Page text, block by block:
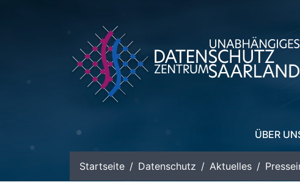
ÜBER
Startseite Datenschutz Aktuelles